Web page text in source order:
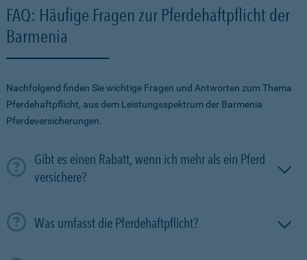
FAQ: Häufige Fragen zur Pferdehaftpflicht der
Barmenia
Nachfolgend finden Sie wichtige Fragen und Antworten zum Thema
Pferdehaftpflicht, aus dem Leistungsspektrum der Barmenia
Pferdeversicherungen.
Gibt es einen Rabatt, wenn ich mehr als ein Pferd
versichere?
Was umfasst die Pferdehaftpflicht?